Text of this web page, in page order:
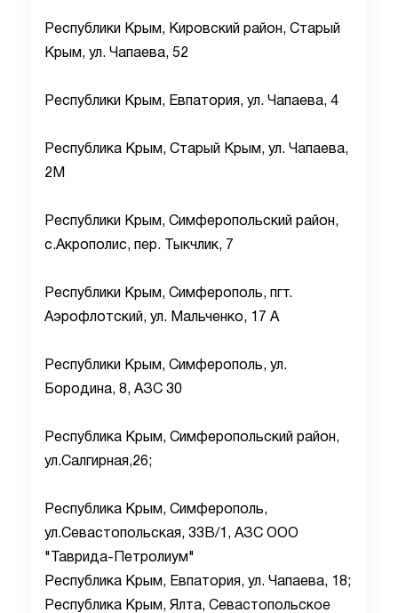
Республики Крым, Кировский район, Старый
Крым, ул. Чапаева, 52
Республики Крым, Евпатория, ул. Чапаева, 4
Республика Крым, Старый Крым, ул. Чапаева,
2М
Республики Крым, Симферопольский район,
с.Акрополис, пер. Тыкчлик, 7
Республики Крым, Симферополь, пгт.
Аэрофлотский, ул. Мальченко, 17 А
Республики Крым, Симферополь, ул.
Бородина, 8, АЗС 30
Республика Крым, Симферопольский район,
ул.Салгирная,26;
Республика Крым, Симферополь,
ул.Севастопольская, 33В/1, АЗС ООО
"Таврида-Петролиум"
Республика Крым, Евпатория, ул. Чапаева, 18;
Республика Крым, Ялта, Севастопольское